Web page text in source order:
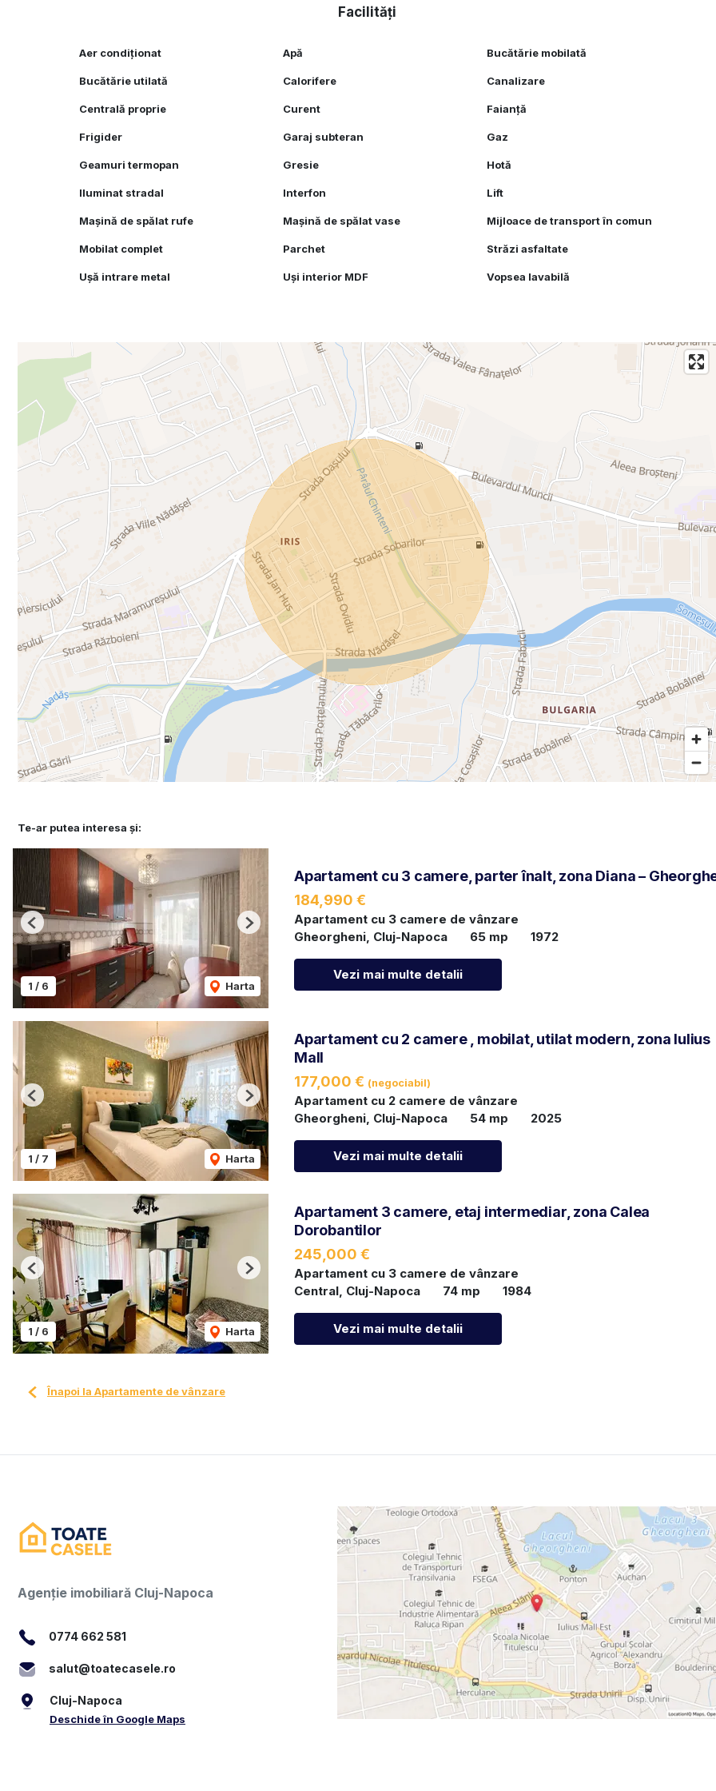
Facilități
Aer condiționat Apă Bucătărie mobilată
Bucătărie utilată Calorifere Canalizare
Centrală proprie Curent Faianță
Frigider Garaj subteran Gaz
Geamuri termopan Gresie Hotă
Iluminat stradal Interfon Lift
Mașină de spălat rufe Mașină de spălat vase Mijloace de transport în comun
Mobilat complet Parchet Străzi asfaltate
Ușă intrare metal Uși interior MDF Vopsea lavabilă
Te-ar putea interesa și:
1 / 6 Harta
Previous Next
Apartament cu 3 camere, parter înalt, zona Diana –
184,990 €
Apartament cu 3 camere de vânzare
Gheorgheni, Cluj-Napoca
65 mp 1972
Vezi mai multe detalii
1 / 7 Harta
Previous Next
Apartament cu 2 camere , mobilat, utilat modern, zona Iulius
Mall
177,000 € (negociabil)
Apartament cu 2 camere de vânzare
Gheorgheni, Cluj-Napoca
54 mp 2025
Vezi mai multe detalii
1 / 6 Harta
Previous Next
Apartament 3 camere, etaj intermediar, zona Calea
Dorobantilor
245,000 €
Apartament cu 3 camere de vânzare
Central, Cluj-Napoca
74 mp 1984
Vezi mai multe detalii
Înapoi la Apartamente de vânzare
Agenție imobiliară Cluj-Napoca
0774 662 581
salut@toatecasele.ro
Cluj-Napoca
Deschide în Google Maps